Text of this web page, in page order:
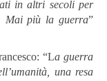
in altri secoli per
Mai più la guerra”
“La guerra
una resa